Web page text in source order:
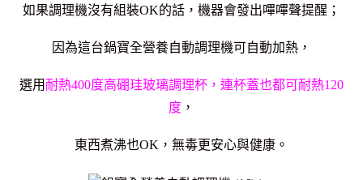
如果調理機沒有組裝OK的話，機器會發出嗶嗶聲提醒；
因為這台鍋寶全營養自動調理機可自動加熱，
選用 耐熱400度高硼珪玻璃調理杯，連杯蓋也都可耐熱120
度 ，
東西煮沸也OK，無毒更安心與健康。